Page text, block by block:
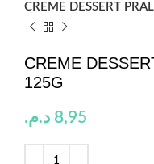
CREME DESSERT
CREME
125G
8,95 د.م.